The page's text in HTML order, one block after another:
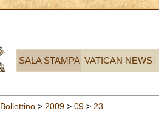
SALA STAMPA VATICAN NEWS
Bollettino > 2009 > 09 > 23